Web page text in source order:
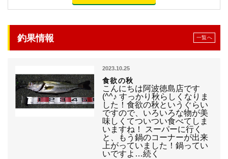
釣果情報 一覧へ
2023.10.25
食欲の秋
こんにちは阿波徳島店です
(^^♪ すっかり秋らしくなりま
した！食欲の秋というぐらい
ですので、いろいろな物が美
味しくてついつい食べてしま
いますね！ スーパーに行く
と、もう鍋のコーナーが出来
上がっていました！鍋ってい
いですよ…続く